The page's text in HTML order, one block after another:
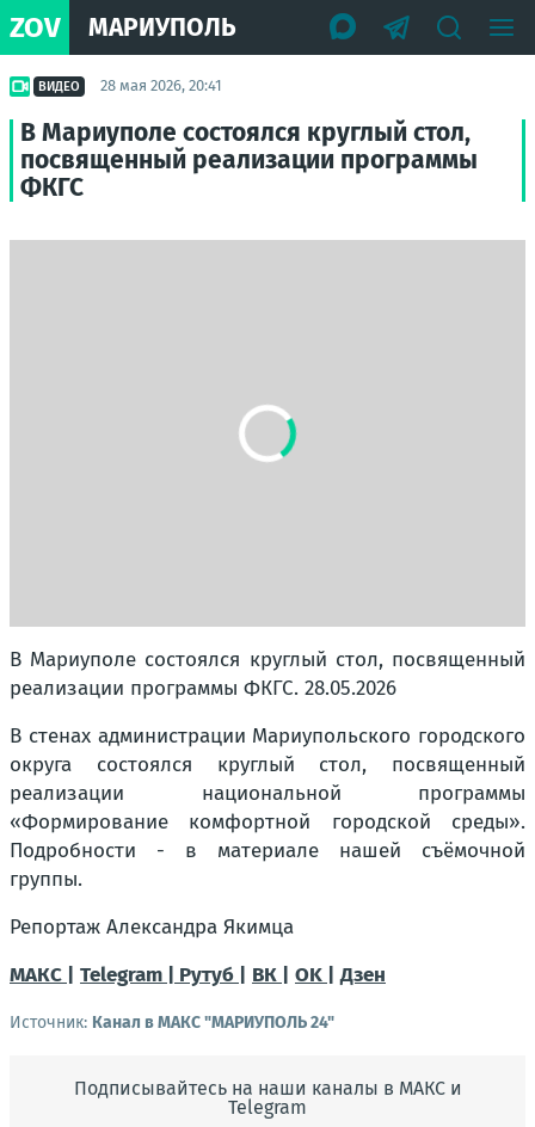
ZOV МАРИУПОЛЬ
ВИДЕО 28 мая 2026, 20:41
В Мариуполе состоялся круглый стол,
посвященный реализации программы
ФКГС
В Мариуполе состоялся круглый стол, посвященный
реализации программы ФКГС. 28.05.2026
В стенах администрации Мариупольского городского
округа состоялся круглый стол, посвященный
реализации национальной программы
«Формирование комфортной городской среды».
Подробности - в материале нашей съёмочной
группы.
Репортаж Александра Якимца
МАКС |
Telegram | Рутуб | ВК | OK | Дзен
Источник: Канал в МАКС "МАРИУПОЛЬ 24"
Подписывайтесь на наши каналы в МАКС и
Telegram